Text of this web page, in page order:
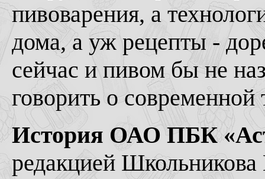
пивоварения, а
дома, а уж рецепты -
сейчас и пивом бы не
говорить о современной
История ОАО ПБК
редакцией